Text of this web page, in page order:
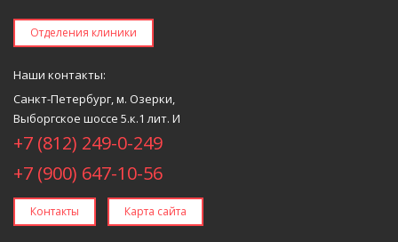
Отделения клиники
Наши контакты:
Санкт-Петербург, м. Озерки,
Выборгское шоссе 5.к.1 лит. И
+7 (812) 249-0-249
+7 (900) 647-10-56
Контакты Карта сайта